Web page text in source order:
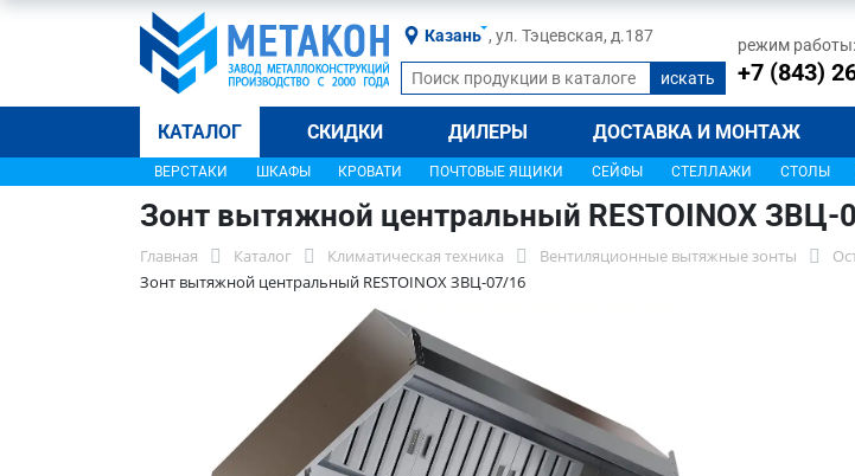
Казань , ул. Тэцевская, д.187 режим
+7 (843)
КАТАЛОГ СКИДКИ ДИЛЕРЫ ДОСТАВКА И МОНТАЖ
ВЕРСТАКИ ШКАФЫ КРОВАТИ ПОЧТОВЫЕ ЯЩИКИ СЕЙФЫ СТЕЛЛАЖИ СТОЛЫ
Зонт вытяжной центральный RESTOINOX ЗВЦ-
Главная Каталог Климатическая техника Вентиляционные вытяжные зонты
Зонт вытяжной центральный RESTOINOX ЗВЦ-07/16